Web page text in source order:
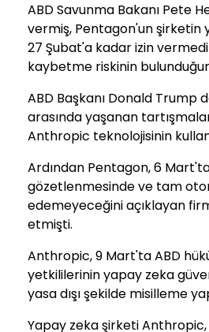
ABD Savunma Bakanı Pete
vermiş, Pentagon'un şirketin
27 Şubat'a kadar izin
kaybetme riskinin
ABD Başkanı Donald
arasında yaşanan
Anthropic teknolojisinin
Ardından Pentagon, 6
gözetlenmesinde ve tam
edemeyeceğini açıklayan
etmişti.
Anthropic, 9 Mart'ta ABD
yetkililerinin yapay zeka
yasa dışı şekilde misilleme
Yapay zeka şirketi Anthropic,